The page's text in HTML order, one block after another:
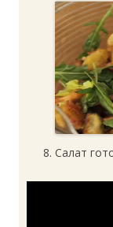
Салат